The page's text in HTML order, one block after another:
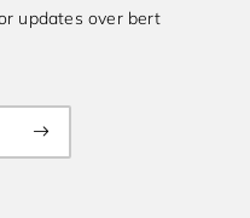
updates over bert